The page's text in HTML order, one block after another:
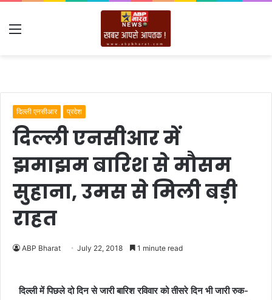
Menu
दिल्ली एनसीआर प्रदेश
दिल्ली एनसीआर में
झमाझम बारिश से मौसम
सुहाना, उमस से मिली बड़ी
राहत
ABP Bharat July 22, 2018 1 minute read
दिल्ली में पिछले दो दिन से जारी बारिश रविवार को तीसरे दिन भी जारी रुक-